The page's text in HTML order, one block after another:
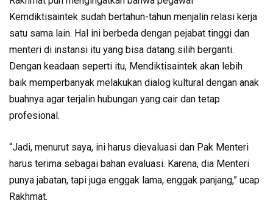
Kemdiktisaintek sudah bertahun-tahun menjalin relasi kerja
satu sama lain. Hal ini berbeda dengan pejabat tinggi dan
menteri di instansi itu yang bisa datang silih berganti.
Dengan keadaan seperti itu, Mendiktisaintek akan lebih
baik memperbanyak melakukan dialog kultural dengan anak
buahnya agar terjalin hubungan yang cair dan tetap
profesional.
“Jadi, menurut saya, ini harus dievaluasi dan Pak Menteri
harus terima sebagai bahan evaluasi. Karena, dia Menteri
punya jabatan, tapi juga enggak lama, enggak panjang,” ucap
Rakhmat.